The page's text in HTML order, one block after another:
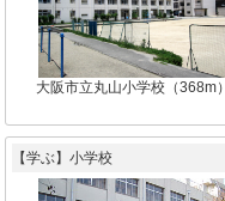
大阪市立丸山小学校（368m）
【学ぶ】小学校